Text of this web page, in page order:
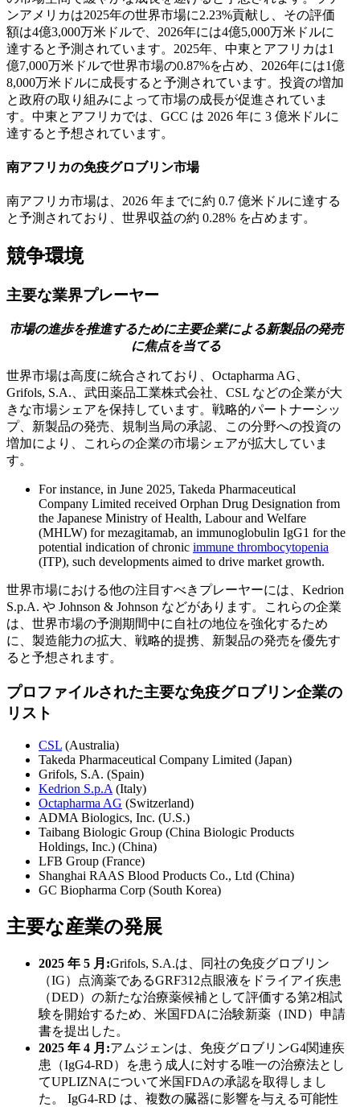
ンアメリカは2025年の世界市場に2.23%貢献し、その評価
額は4億3,000万米ドルで、2026年には4億5,000万米ドルに
達すると予測されています。2025年、中東とアフリカは1
億7,000万米ドルで世界市場の0.87%を占め、2026年には1億
8,000万米ドルに成長すると予測されています。投資の増加
と政府の取り組みによって市場の成長が促進されていま
す。中東とアフリカでは、GCC は 2026 年に 3 億米ドルに
達すると予想されています。
南アフリカの免疫グロブリン市場
南アフリカ市場は、2026 年までに約 0.7 億米ドルに達する
と予測されており、世界収益の約 0.28% を占めます。
競争環境
主要な業界プレーヤー
市場の進歩を推進するために主要企業による新製品の発売
に焦点を当てる
世界市場は高度に統合されており、Octapharma AG、
Grifols, S.A.、武田薬品工業株式会社、CSL などの企業が大
きな市場シェアを保持しています。戦略的パートナーシッ
プ、新製品の発売、規制当局の承認、この分野への投資の
増加により、これらの企業の市場シェアが拡大していま
す。
For instance, in June 2025, Takeda Pharmaceutical
Company Limited received Orphan Drug Designation from
the Japanese Ministry of Health, Labour and Welfare
(MHLW) for mezagitamab, an immunoglobulin IgG1 for the
potential indication of chronic immune thrombocytopenia
(ITP), such developments aimed to drive market growth.
世界市場における他の注目すべきプレーヤーには、Kedrion
S.p.A. や Johnson & Johnson などがあります。これらの企業
は、世界市場の予測期間中に自社の地位を強化するため
に、製造能力の拡大、戦略的提携、新製品の発売を優先す
ると予想されます。
プロファイルされた主要な免疫グロブリン企業の
リスト
CSL (Australia)
Takeda Pharmaceutical Company Limited (Japan)
Grifols, S.A. (Spain)
Kedrion S.p.A (Italy)
Octapharma AG (Switzerland)
ADMA Biologics, Inc. (U.S.)
Taibang Biologic Group (China Biologic Products
Holdings, Inc.) (China)
LFB Group (France)
Shanghai RAAS Blood Products Co., Ltd (China)
GC Biopharma Corp (South Korea)
主要な産業の発展
2025 年 5 月:Grifols, S.A.は、同社の免疫グロブリン
（IG）点滴薬であるGRF312点眼液をドライアイ疾患
（DED）の新たな治療薬候補として評価する第2相試
験を開始するため、米国FDAに治験新薬（IND）申請
書を提出した。
2025 年 4 月:アムジェンは、免疫グロブリンG4関連疾
患（IgG4-RD）を患う成人に対する唯一の治療法とし
てUPLIZNAについて米国FDAの承認を取得しまし
た。 IgG4-RD は、複数の臓器に影響を与える可能性